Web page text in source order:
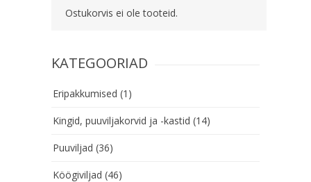
Ostukorvis ei ole tooteid.
KATEGOORIAD
Eripakkumised (1)
Kingid, puuviljakorvid ja -kastid (14)
Puuviljad (36)
Köögiviljad (46)